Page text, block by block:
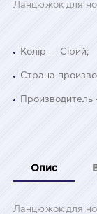
Ланцюжок для
Колір — Сірий;
Страна
Опис
Ланцюжок для